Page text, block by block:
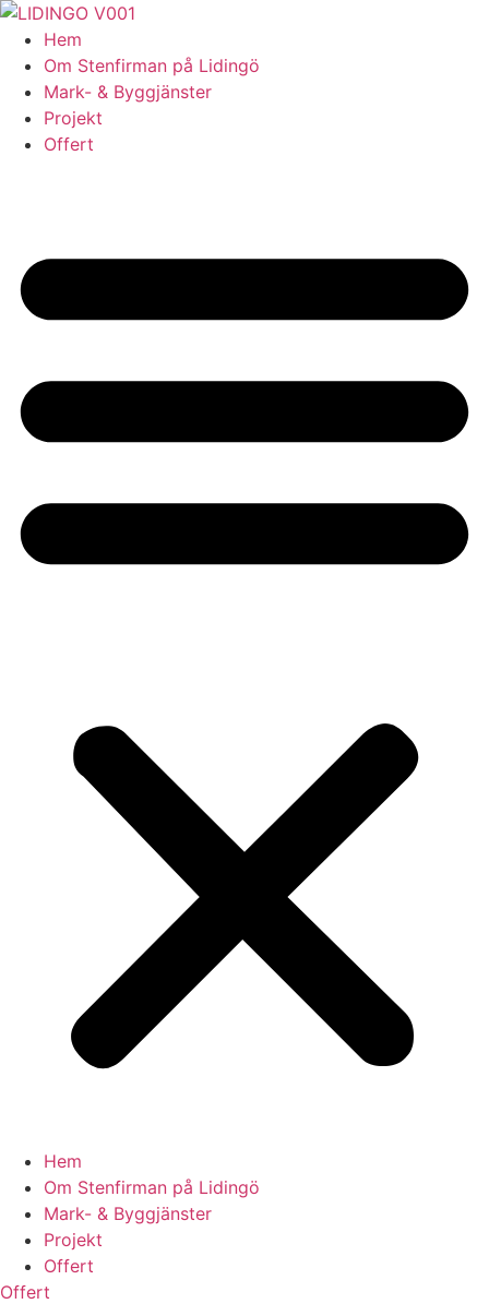
Skip
content
Hem
Om Stenfirman på Lidingö
Mark- & Byggjänster
Projekt
Offert
Hem
Om Stenfirman på Lidingö
Mark- & Byggjänster
Projekt
Offert
Offert